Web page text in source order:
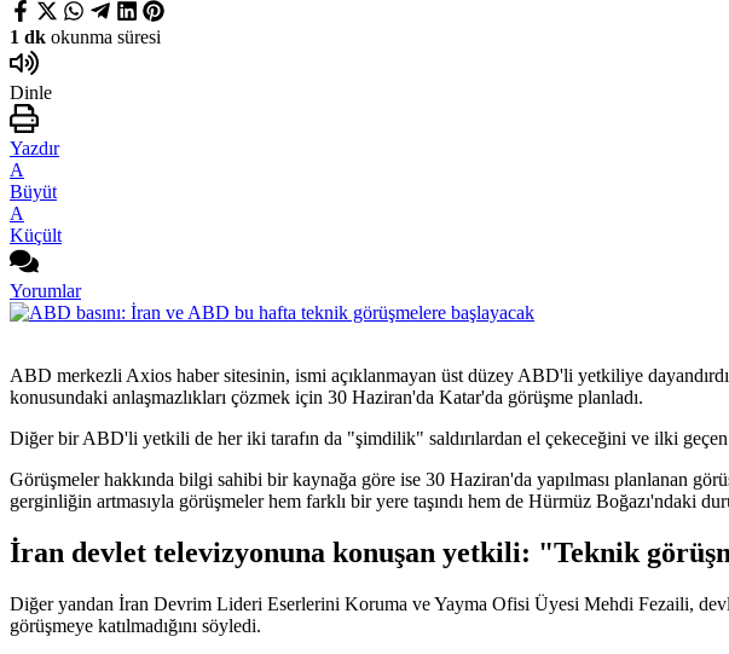
1 dk okunma süresi
Dinle
Yazdır
A
Büyüt
A
Küçült
Yorumlar
ABD merkezli Axios haber sitesinin, ismi açıklanmayan üst düzey ABD'li yetkiliye
konusundaki anlaşmazlıkları çözmek için 30 Haziran'da Katar'da görüşme planladı.
Diğer bir ABD'li yetkili de her iki tarafın da "şimdilik" saldırılardan el çekeceğini ve ilki
Görüşmeler hakkında bilgi sahibi bir kaynağa göre ise 30 Haziran'da yapılması planlanan
gerginliğin artmasıyla görüşmeler hem farklı bir yere taşındı hem de Hürmüz Boğazı'ndaki
​​​​​​​İran devlet televizyonuna konuşan yetkili: "Teknik
Diğer yandan İran Devrim Lideri Eserlerini Koruma ve Yayma Ofisi Üyesi Mehdi Fezaili,
görüşmeye katılmadığını söyledi.